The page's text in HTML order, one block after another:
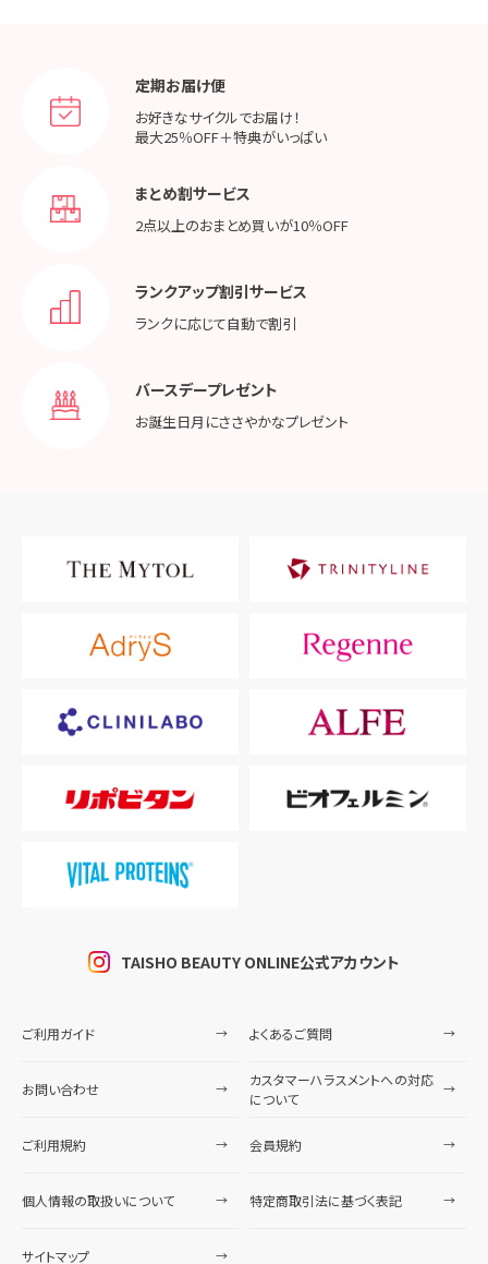
定期お届け便
お好きなサイクルでお届け！
最大25％OFF＋特典がいっぱい
まとめ割サービス
2点以上のおまとめ買いが10％OFF
ランクアップ割引サービス
ランクに応じて自動で割引
バースデープレゼント
お誕生日月にささやかなプレゼント
TAISHO BEAUTY ONLINE公式アカウント
ご利用ガイド よくあるご質問
お問い合わせ
カスタマーハラスメントへの対応
について
ご利用規約 会員規約
個人情報の取扱いについて 特定商取引法に基づく表記
サイトマップ